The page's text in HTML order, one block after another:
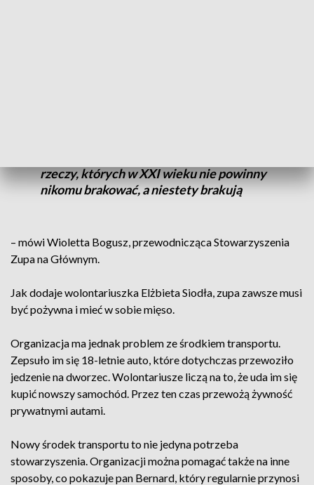
rzeczy, których w XXI wieku nie powinny
nikomu brakować, a niestety brakują
– mówi Wioletta Bogusz, przewodnicząca Stowarzyszenia
Zupa na Głównym.
Jak dodaje wolontariuszka Elżbieta Siodła, zupa zawsze musi
być pożywna i mieć w sobie mięso.
Organizacja ma jednak problem ze środkiem transportu.
Zepsuło im się 18-letnie auto, które dotychczas przewoziło
jedzenie na dworzec. Wolontariusze liczą na to, że uda im się
kupić nowszy samochód. Przez ten czas przewożą żywność
prywatnymi autami.
Nowy środek transportu to nie jedyna potrzeba
stowarzyszenia. Organizacji można pomagać także na inne
sposoby, co pokazuje pan Bernard, który regularnie przynosi